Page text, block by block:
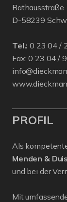
Rathausstraße
D-58239
Tel.: 0 23 04 /
Fax: 0 23 04 /
PROFIL
Als
Menden &
und bei der
Mit